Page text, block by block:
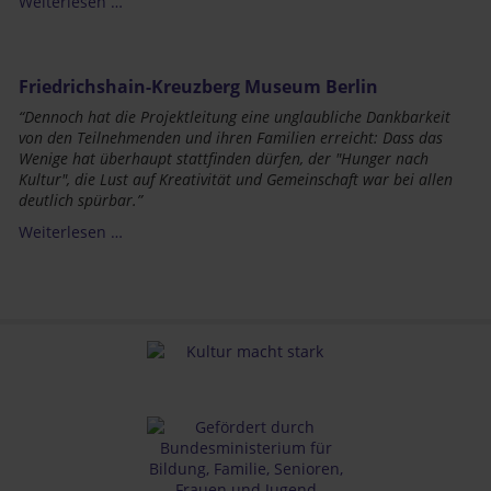
Friedrichshain-Kreuzberg Museum Berlin
“Dennoch hat die Projektleitung eine unglaubliche Dankbarkeit
von den Teilnehmenden und ihren Familien erreicht: Dass das
Wenige hat überhaupt stattfinden dürfen, der "Hunger nach
Kultur", die Lust auf Kreativität und Gemeinschaft war bei allen
deutlich spürbar.”
Weiterlesen …